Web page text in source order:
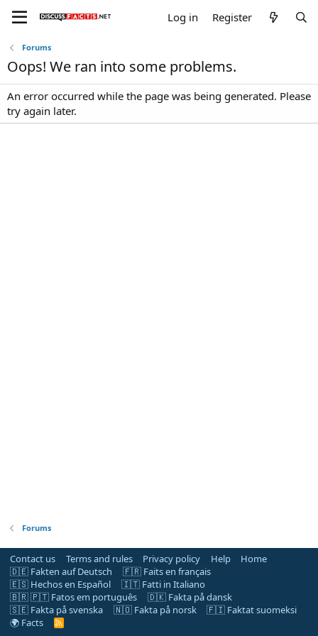
Log in Register
Forums
Oops! We ran into some problems.
An error occurred while the page was being generated. Please
try again later.
Forums
Contact us Terms and rules Privacy policy Help
Home
🇩🇪 Fakten auf Deutsch
🇫🇷 Faits en français
🇪🇸 Hechos en Español
🇮🇹 Fatti in Italiano
🇧🇷 🇵🇹 Fatos em português
🇩🇰 Fakta på dansk
🇸🇪 Fakta på svenska
🇳🇴 Fakta på norsk
🇫🇮 Faktat suomeksi
🌍 Facts
R